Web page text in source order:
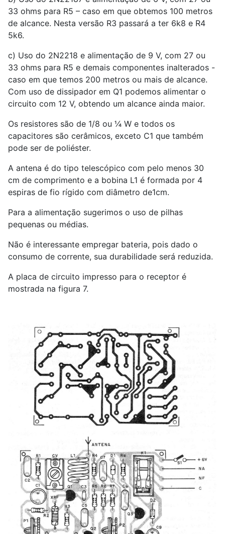
33 ohms para R5 – caso em que obtemos 100 metros
de alcance. Nesta versão R3 passará a ter 6k8 e R4
5k6.
c) Uso do 2N2218 e alimentação de 9 V, com 27 ou
33 ohms para R5 e demais componentes inalterados -
caso em que temos 200 metros ou mais de alcance.
Com uso de dissipador em Q1 podemos alimentar o
circuito com 12 V, obtendo um alcance ainda maior.
Os resistores são de 1/8 ou ¼ W e todos os
capacitores são cerâmicos, exceto C1 que também
pode ser de poliéster.
A antena é do tipo telescópico com pelo menos 30
cm de comprimento e a bobina L1 é formada por 4
espiras de fio rígido com diâmetro de1cm.
Para a alimentação sugerimos o uso de pilhas
pequenas ou médias.
Não é interessante empregar bateria, pois dado o
consumo de corrente, sua durabilidade será reduzida.
A placa de circuito impresso para o receptor é
mostrada na figura 7.